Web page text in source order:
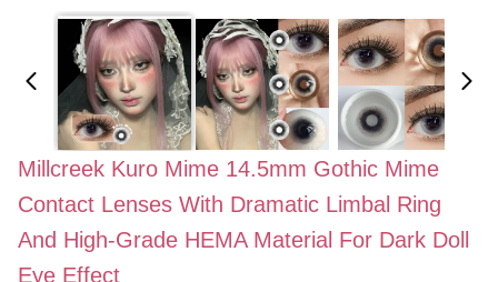
Millcreek Kuro Mime 14.5mm Gothic Mime
Contact Lenses With Dramatic Limbal Ring
And High-Grade HEMA Material For Dark Doll
Eye Effect